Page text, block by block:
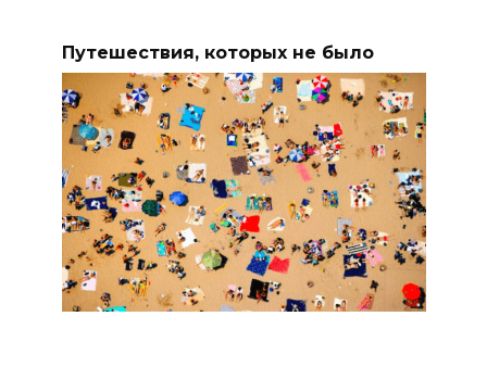
Путешествия, которых не было